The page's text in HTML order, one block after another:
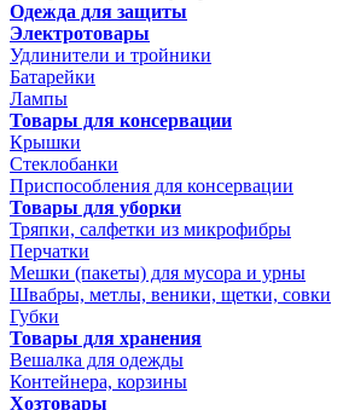
Одежда для защиты
Электротовары
Удлинители и тройники
Батарейки
Лампы
Товары для консервации
Крышки
Стеклобанки
Приспособления для консервации
Товары для уборки
Тряпки, салфетки из микрофибры
Перчатки
Мешки (пакеты) для мусора и урны
Швабры, метлы, веники, щетки, совки
Губки
Товары для хранения
Вешалка для одежды
Контейнера, корзины
Хозтовары